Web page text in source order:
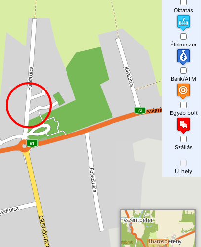
Oktatás
Élelmiszer
Bank/ATM
Egyéb bolt
Szállás
Új hely